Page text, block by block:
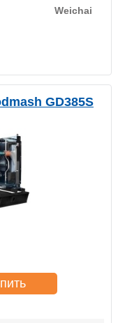
Weichai
GD385S